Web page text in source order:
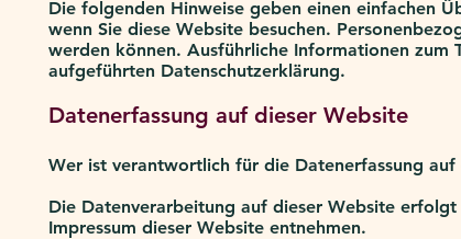
Die folgenden Hinweise geben einen einfachen
wenn Sie diese Website besuchen.
werden können. Ausführliche Informationen zum
aufgeführten Datenschutzerklärung.
Datenerfassung auf dieser Website
Wer ist verantwortlich für die Datenerfassung auf
Die Datenverarbeitung auf dieser Website
Impressum dieser Website entnehmen.